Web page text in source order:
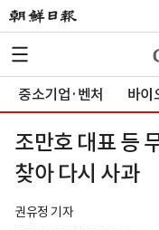
중소기업·벤처 바이
조만호 대표 등
찾아 다시 사과
권유정 기자